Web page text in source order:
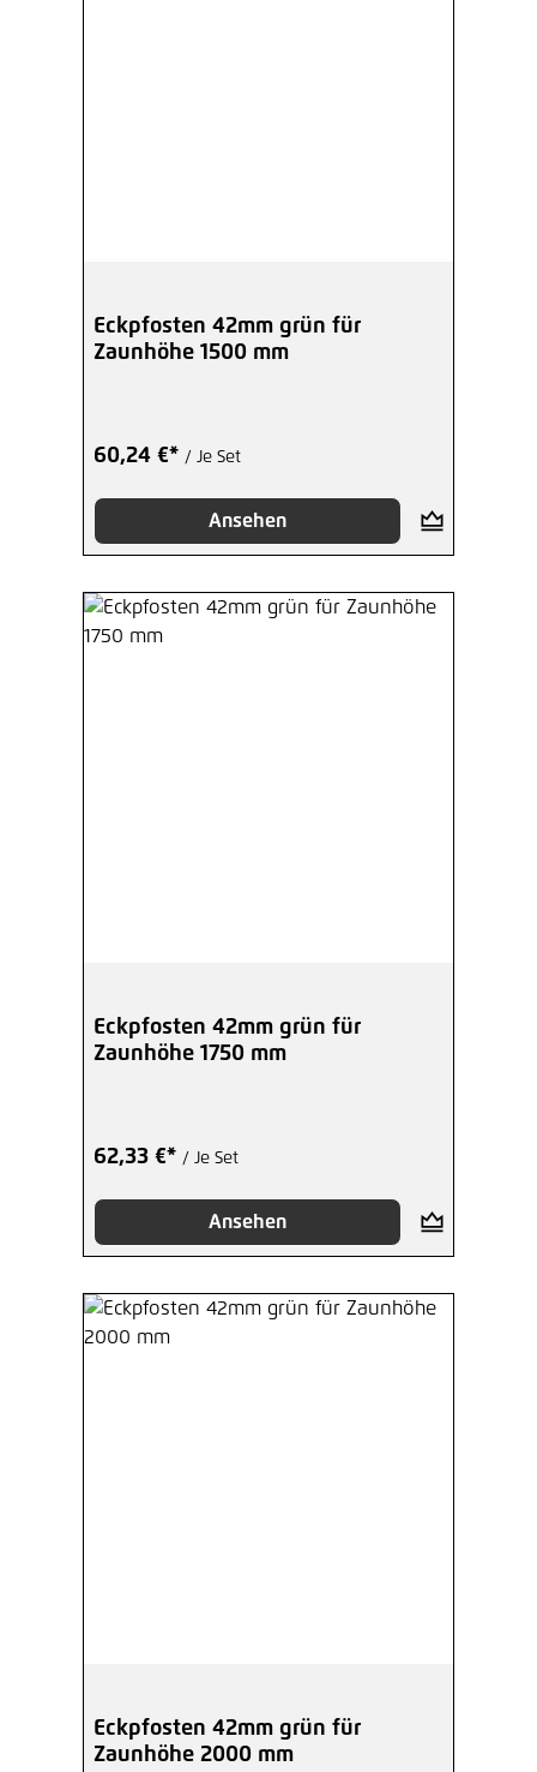
Eckpfosten 42mm grün für
Zaunhöhe 1500 mm
60,24 €* / Je Set
Ansehen
Eckpfosten 42mm grün für
Zaunhöhe 1750 mm
62,33 €* / Je Set
Ansehen
Eckpfosten 42mm grün für
Zaunhöhe 2000 mm